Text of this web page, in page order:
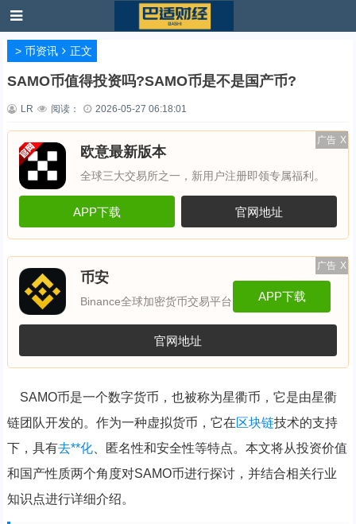
> 币资讯 正文
SAMO币值得投资吗?SAMO币是不是国产币?
LR 阅读： 2026-05-27 06:18:01
广告 X
欧意最新版本
全球三大交易所之一，新用户注册即领专属福利。
APP下载 官网地址
广告 X
币安
Binance全球加密货币交易平台 APP下载
官网地址
SAMO币是一个数字货币，也被称为星衢币，它是由星衢
链团队开发的。作为一种虚拟货币，它在区块链技术的支持
下，具有去**化、匿名性和安全性等特点。本文将从投资价值
和国产性质两个角度对SAMO币进行探讨，并结合相关行业
知识点进行详细介绍。